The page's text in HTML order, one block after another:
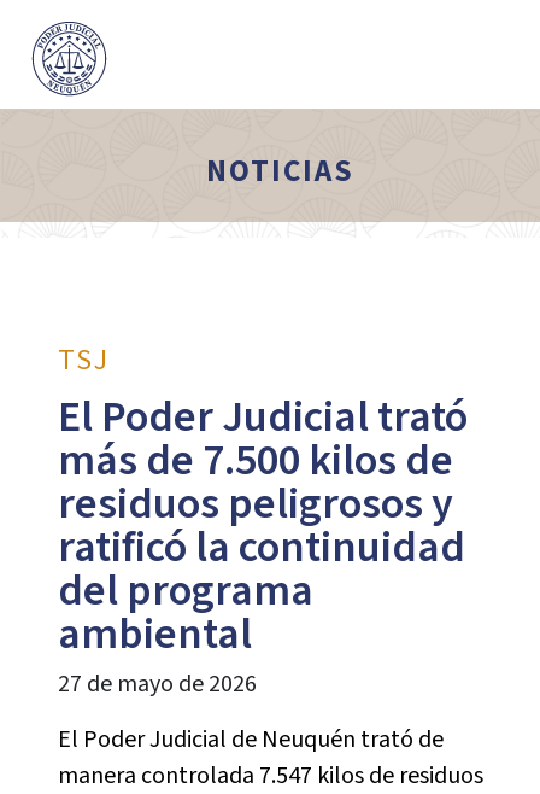
NOTICIAS
TSJ
El Poder Judicial trató
más de 7.500 kilos de
residuos peligrosos y
ratificó la continuidad
del programa
ambiental
27 de mayo de 2026
El Poder Judicial de Neuquén trató de
manera controlada 7.547 kilos de residuos